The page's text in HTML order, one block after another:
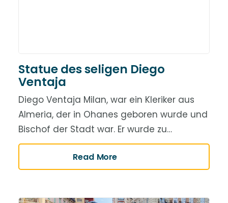
Statue des seligen Diego
Ventaja
Diego Ventaja Milan, war ein Kleriker aus
Almeria, der in Ohanes geboren wurde und
Bischof der Stadt war. Er wurde zu…
Read More